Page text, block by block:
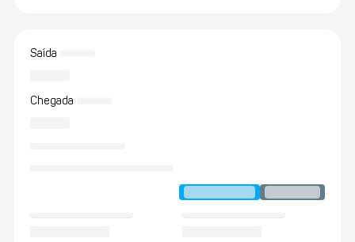
Saída
Chegada